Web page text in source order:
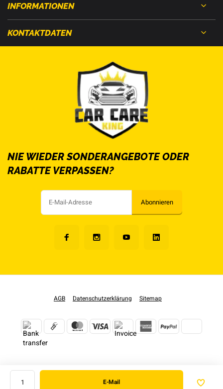
E-Mail
INFORMATIONEN
KONTAKTDATEN
NIE WIEDER SONDERANGEBOTE ODER
RABATTE VERPASSEN?
Abonnieren
AGB Datenschutzerklärung Sitemap